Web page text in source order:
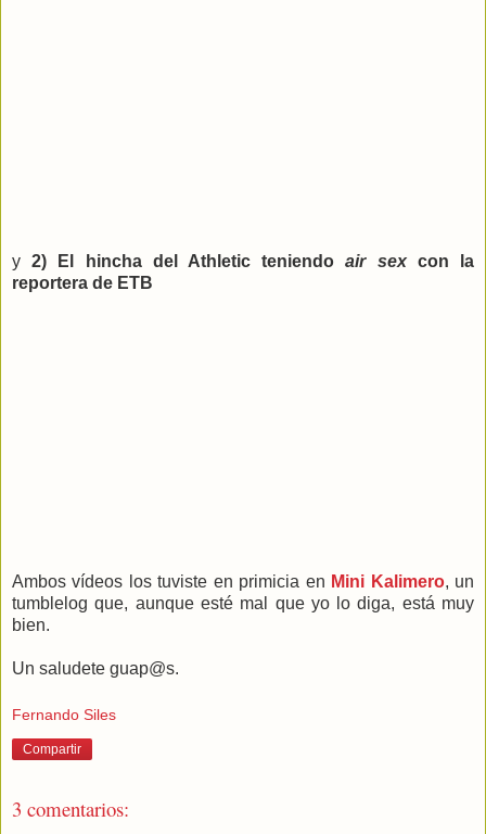
y2) El hincha del Athletic teniendoair sexcon la
reportera de ETB
Ambos vídeos los tuviste en primicia en Mini Kalimero, un
tumblelog que, aunque esté mal que yo lo diga, está muy
bien.
Un saludete guap@s.
Fernando Siles
Compartir
3 comentarios: